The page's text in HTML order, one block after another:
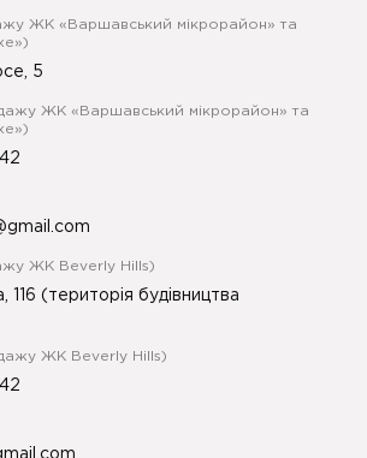
ЖК «Варшавський мікрорайон» та
5
ЖК «Варшавський мікрорайон» та
ЖК Beverly Hills)
116 (територія будівництва
ЖК Beverly Hills)